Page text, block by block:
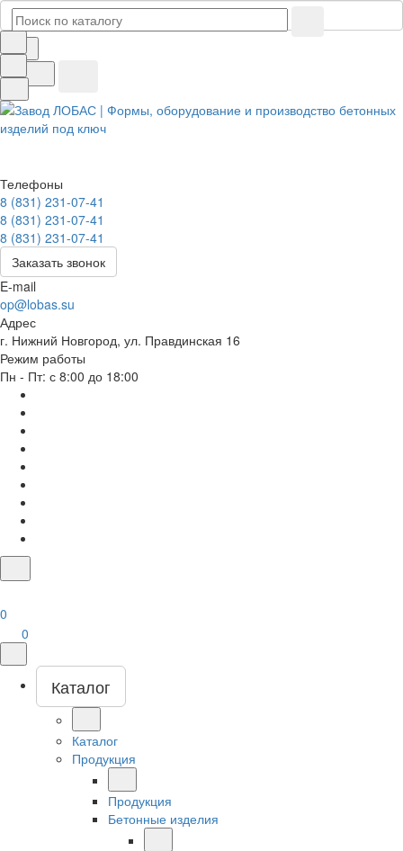
Телефоны
8 (831) 231-07-41
8 (831) 231-07-41
8 (831) 231-07-41
Заказать звонок
E-mail
op@lobas.su
Адрес
г. Нижний Новгород, ул. Правдинская 16
Режим работы
Пн - Пт: с 8:00 до 18:00
0
0
Каталог
Каталог
Продукция
Продукция
Бетонные изделия